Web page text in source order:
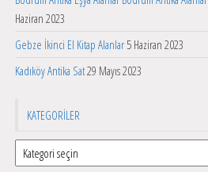
Haziran 2023
Gebze İkinci El Kitap Alanlar 5 Haziran 2023
Kadıköy Antika Sat29 Mayıs 2023
KATEGORILER
Kategoriler